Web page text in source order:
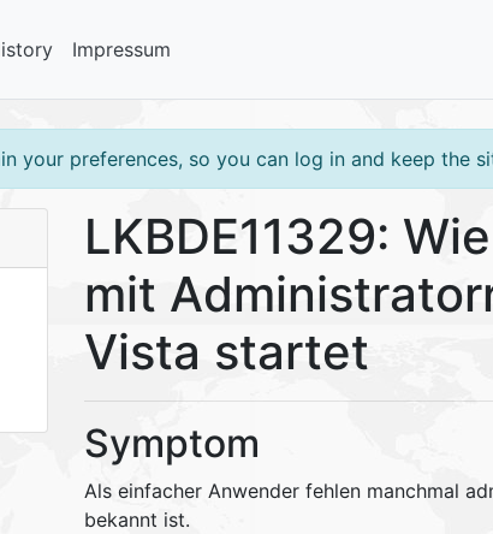
Impressum
your preferences, so you can log in and keep the
LKBDE11329:
mit
Vista startet
Symptom
Als einfacher Anwender fehlen manchmal
bekannt ist.